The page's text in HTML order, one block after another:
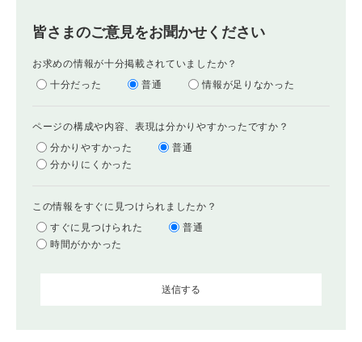
皆さまのご意見をお聞かせください
お求めの情報が十分掲載されていましたか？
十分だった
普通 情報が足りなかった
ページの構成や内容、表現は分かりやすかったですか？
分かりやすかった
普通
分かりにくかった
この情報をすぐに見つけられましたか？
すぐに見つけられた
普通
時間がかかった